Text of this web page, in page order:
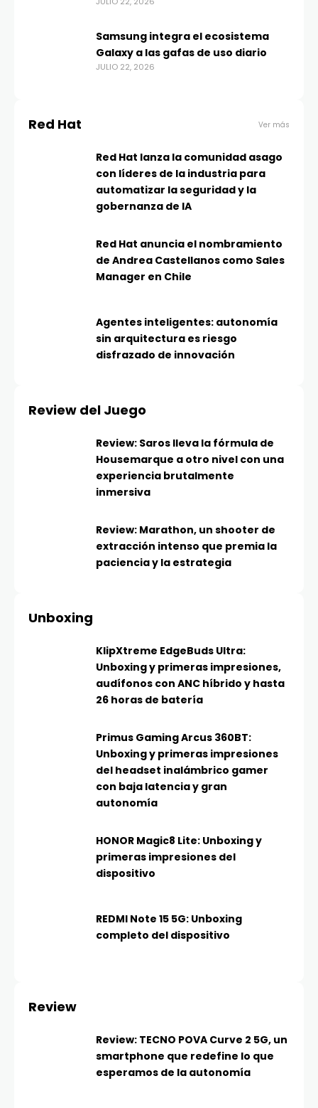
Samsung integra el ecosistema
Galaxy a las gafas de uso diario
JULIO 22, 2026
Red Hat Ver más
Red Hat lanza la comunidad asago
con líderes de la industria para
automatizar la seguridad y la
gobernanza de IA
Red Hat anuncia el nombramiento
de Andrea Castellanos como Sales
Manager en Chile
Agentes inteligentes: autonomía
sin arquitectura es riesgo
disfrazado de innovación
Review del Juego
Review: Saros lleva la fórmula de
Housemarque a otro nivel con una
experiencia brutalmente
inmersiva
Review: Marathon, un shooter de
extracción intenso que premia la
paciencia y la estrategia
Unboxing
KlipXtreme EdgeBuds Ultra:
Unboxing y primeras impresiones,
audífonos con ANC híbrido y hasta
26 horas de batería
Primus Gaming Arcus 360BT:
Unboxing y primeras impresiones
del headset inalámbrico gamer
con baja latencia y gran
autonomía
HONOR Magic8 Lite: Unboxing y
primeras impresiones del
dispositivo
REDMI Note 15 5G: Unboxing
completo del dispositivo
Review
Review: TECNO POVA Curve 2 5G, un
smartphone que redefine lo que
esperamos de la autonomía